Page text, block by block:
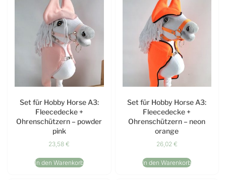
Set für Hobby Horse A3:
Fleecedecke +
Ohrenschützern – powder
pink
23,58€
In den Warenkorb
Set für Hobby Horse A3:
Fleecedecke +
Ohrenschützern – neon
orange
26,02 €
In den Warenkorb